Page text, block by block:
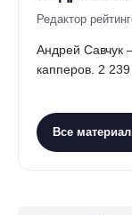
Редактор
Андрей Савчук
капперов. 2
Все